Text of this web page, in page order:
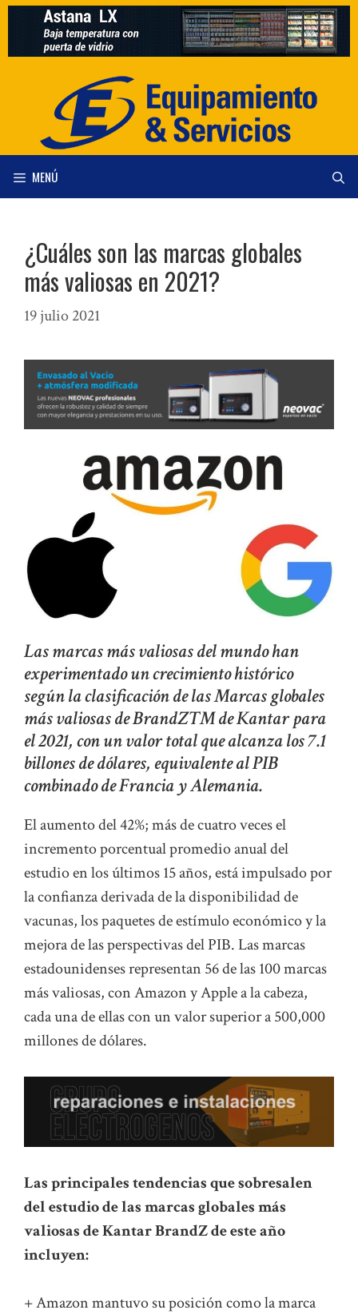
Saltar
contenido
MENÚ
¿Cuáles son las marcas globales
más valiosas en 2021?
19 julio 2021
Las marcas más valiosas del mundo han
experimentado un crecimiento histórico
según la clasificación de las Marcas globales
más valiosas de BrandZTM de Kantar para
el 2021, con un valor total que alcanza los 7.1
billones de dólares, equivalente al PIB
combinado de Francia y Alemania.
El aumento del 42%; más de cuatro veces el
incremento porcentual promedio anual del
estudio en los últimos 15 años, está impulsado por
la confianza derivada de la disponibilidad de
vacunas, los paquetes de estímulo económico y la
mejora de las perspectivas del PIB. Las marcas
estadounidenses representan 56 de las 100 marcas
más valiosas, con Amazon y Apple a la cabeza,
cada una de ellas con un valor superior a 500,000
millones de dólares.
Las principales tendencias que sobresalen
del estudio de las marcas globales más
valiosas de Kantar BrandZ de este año
incluyen:
+ Amazon mantuvo su posición como la marca